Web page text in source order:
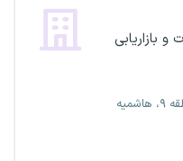
بازاریابی